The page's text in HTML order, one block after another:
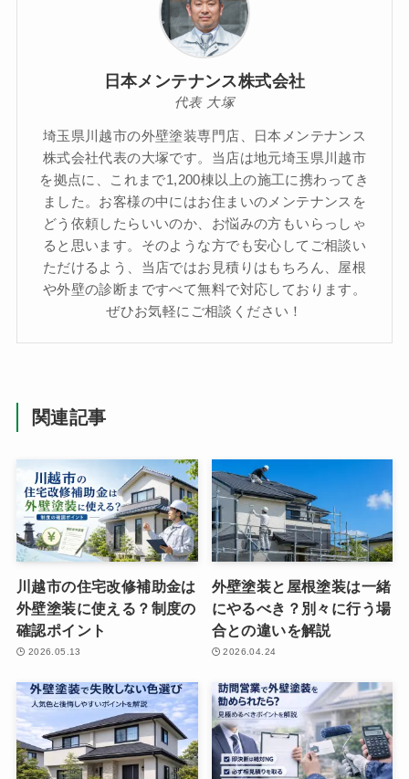
日本メンテナンス株式会社
代表 大塚
埼玉県川越市の外壁塗装専門店、日本メンテナンス
株式会社代表の大塚です。当店は地元埼玉県川越市
を拠点に、これまで1,200棟以上の施工に携わってき
ました。お客様の中にはお住まいのメンテナンスを
どう依頼したらいいのか、お悩みの方もいらっしゃ
ると思います。そのような方でも安心してご相談い
ただけるよう、当店ではお見積りはもちろん、屋根
や外壁の診断まですべて無料で対応しております。
ぜひお気軽にご相談ください！
関連記事
川越市の住宅改修補助金は
外壁塗装に使える？制度の
確認ポイント
2026.05.13
外壁塗装と屋根塗装は一緒
にやるべき？別々に行う場
合との違いを解説
2026.04.24